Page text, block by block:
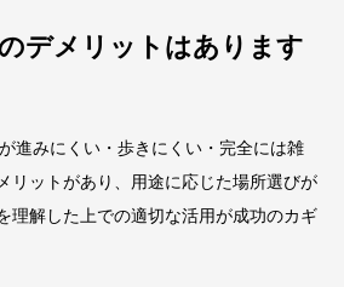
デメリットはあります
進みにくい・歩きにくい・完全には雑
リットがあり、用途に応じた場所選びが
理解した上での適切な活用が成功のカギ